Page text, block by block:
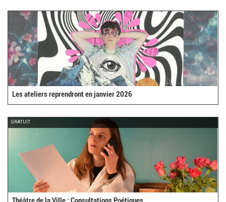
Les ateliers reprendront en janvier 2026
GRATUIT